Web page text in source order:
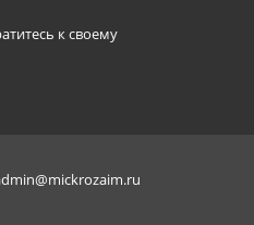
к своему